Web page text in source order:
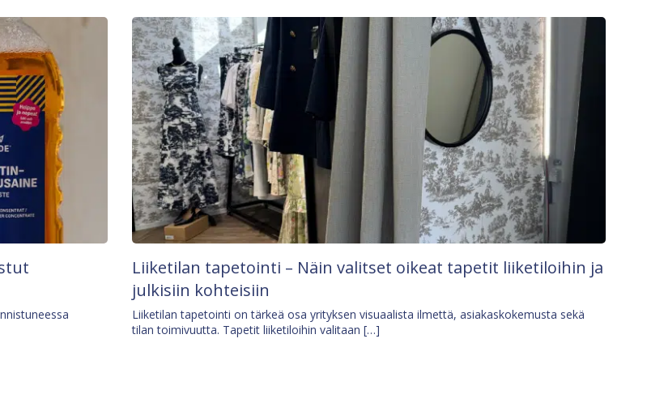
Liiketilan tapetointi – Näin valitset oikeat tapetit liiketiloihin ja
julkisiin kohteisiin
Liiketilan tapetointi on tärkeä osa yrityksen visuaalista ilmettä, asiakaskokemusta sekä
tilan toimivuutta. Tapetit liiketiloihin valitaan […]